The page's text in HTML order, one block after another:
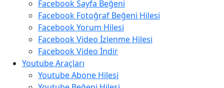
Facebook Sayfa Beğeni
Facebook Fotoğraf Beğeni Hilesi
Facebook Yorum Hilesi
Facebook Video İzlenme Hilesi
Facebook Video İndir
Youtube Araçları
Youtube Abone Hilesi